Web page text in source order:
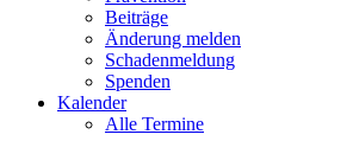
Beiträge
Änderung melden
Schadenmeldung
Spenden
Kalender
Alle Termine